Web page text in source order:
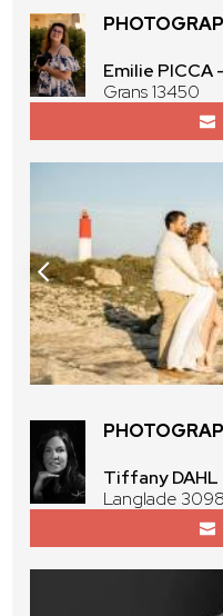
Emilie PICCA
Grans 13450
Tiffany DAHL
Langlade